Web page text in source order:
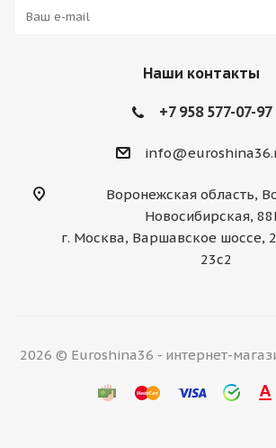
Наши контакты
+7 958 577-07-97
Воронежская область,
Новосибирская,
г. Москва, Варшавское шоссе,
23с2
2026 © Euroshina36 - интернет-